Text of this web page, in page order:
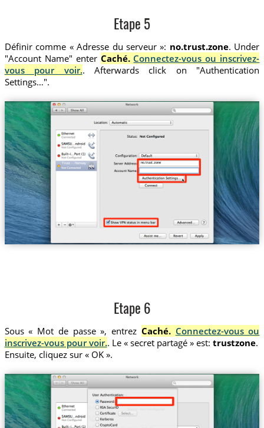
Etape 5
Définir comme « Adresse du serveur »: no.trust.zone. Under
"Account Name" enter Caché. Connectez-vous ou inscrivez-
vous pour voir.. Afterwards click on "Authentication
Settings…".
Trust....Norway no.trust.zone
Etape 6
Sous « Mot de passe », entrez Caché. Connectez-vous ou
inscrivez-vous pour voir.. Le « secret partagé » est: trustzone.
Ensuite, cliquez sur « OK ».